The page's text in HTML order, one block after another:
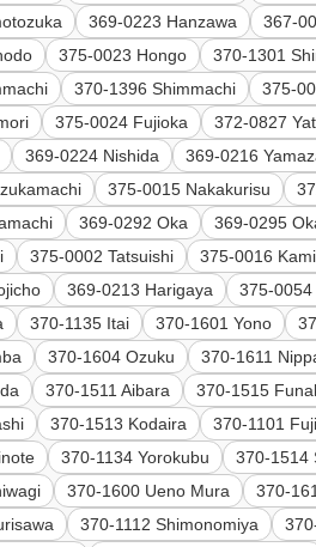
369-0223 Hanzawa 367-
375-0023 Hongo 370-1301
370-1396 Shimmachi 375-
375-0024 Fujioka 372-0827
369-0224 Nishida 369-0216
375-0015 Nakakurisu
369-0292 Oka 369-0295
375-0002 Tatsuishi 375-0016
369-0213 Harigaya 375-
370-1135 Itai 370-1601 Yono
370-1604 Ozuku 370-1611
370-1511 Aibara 370-1515
370-1513 Kodaira 370-1101
370-1134 Yorokubu 370-1514
370-1600 Ueno Mura 370-
370-1112 Shimonomiya